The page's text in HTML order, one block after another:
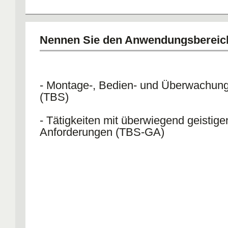
Nennen Sie den
- Montage-, Bedien- und
(TBS)
- Tätigkeiten mit überwiegend
Anforderungen (TBS-GA)